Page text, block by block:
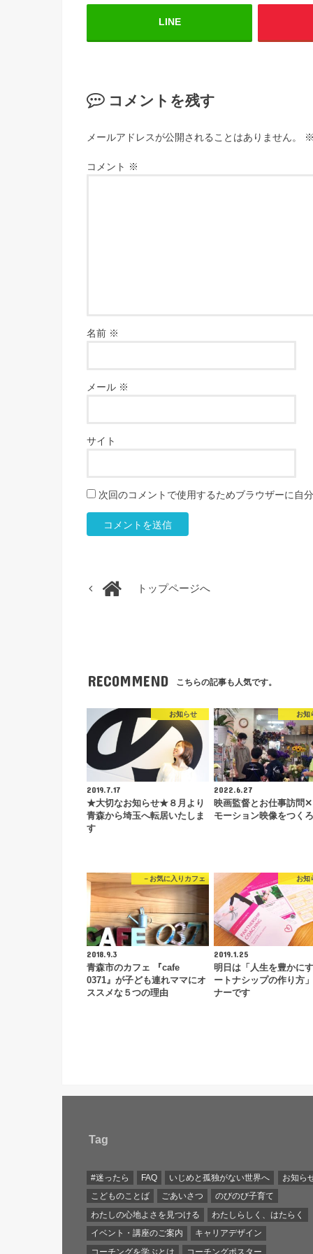
LINE
コメントを残す
メールアドレスが公開されることはありません。
コメント ※
名前 ※
メール ※
サイト
次回のコメントで使用するためブラウザーに自
トップページへ
RECOMMEND こちらの記事も人気です。
お知らせ
2019.7.17
★大切なお知らせ★８月より
青森から埼玉へ転居いたしま
す
お知
2022.6.27
映画監督とお仕事訪問
モーション映像をつく
－お気に入りカフェ
2018.9.3
青森市のカフェ 『cafe
0371』が子ども連れママにオ
ススメな５つの理由
お知
2019.1.25
明日は「人生を豊かに
ートナシップの作り方
ナーです
Tag
#迷ったら FAQ いじめと孤独がない世界へ
お知ら
こどものことば
ごあいさつ
のびのび子育て
わたしの心地よさを見つける
わたしらしく、はたらく
イベント・講座のご案内
キャリアデザイン
コーチングを学ぶとは
コーチングポスター